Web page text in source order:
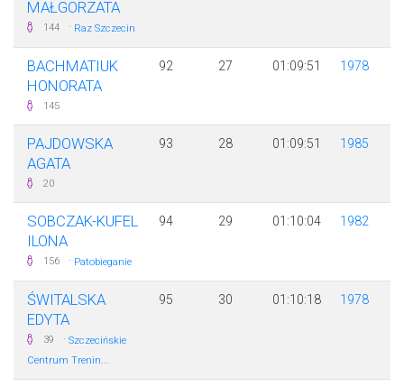
MAŁGORZATA
144 · Raz Szczecin
BACHMATIUK
HONORATA
145
92 27 01:09:51 1978
PAJDOWSKA
AGATA
20
93 28 01:09:51 1985
SOBCZAK-KUFEL
ILONA
156 · Patobieganie
94 29 01:10:04 1982
ŚWITALSKA
EDYTA
39 · Szczecińskie
Centrum Trenin...
95 30 01:10:18 1978